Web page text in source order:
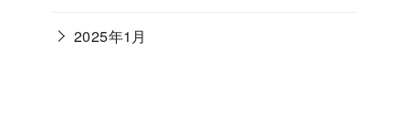
2025年1月